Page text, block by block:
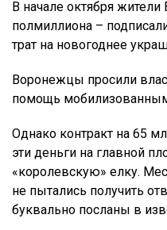
В начале октября
полмиллиона –
трат на новогоднее
Воронежцы просили
помощь
Однако контракт на 65
эти деньги на главной
«королевскую» елку.
не пытались получить
буквально посланы в